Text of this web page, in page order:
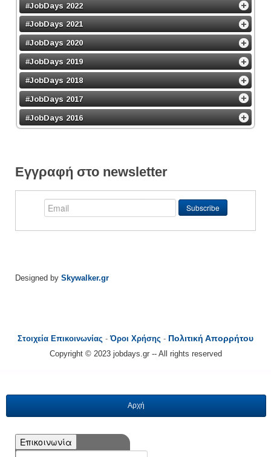
#JobDays 2022
#JobDays 2021
#JobDays 2020
#JobDays 2019
#JobDays 2018
#JobDays 2017
#JobDays 2016
Εγγραφή στο newsletter
Designed by Skywalker.gr
Στοιχεία Επικοινωνίας -Όροι Χρήσης - Πολιτική Απορρήτου
Copyright © 2023 jobdays.gr -- All rights reserved
Αρχή